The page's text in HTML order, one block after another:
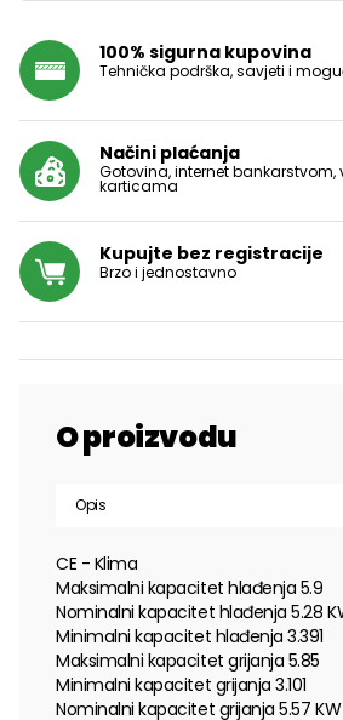
100% sigurna kupovina
Tehnička podrška, savjeti i
Načini plaćanja
Gotovina, internet
karticama
Kupujte bez registracije
Brzo i jednostavno
O proizvodu
Opis
CE - Klima
Maksimalni kapacitet hlađenja 5.9
Nominalni kapacitet hlađenja 5.28
Minimalni kapacitet hlađenja 3.391
Maksimalni kapacitet grijanja 5.85
Minimalni kapacitet grijanja 3.101
Nominalni kapacitet grijanja 5.57 KW